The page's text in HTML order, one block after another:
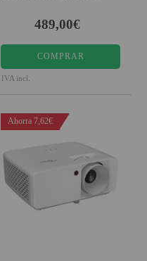
489,00€
COMPRAR
IVA incl.
Ahorra 7,62€